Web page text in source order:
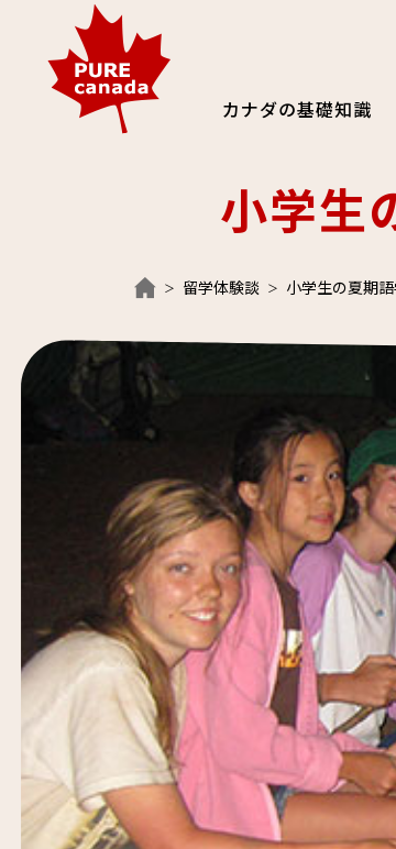
カナダの基礎知識
小学生
留学体験談 小学生の夏期